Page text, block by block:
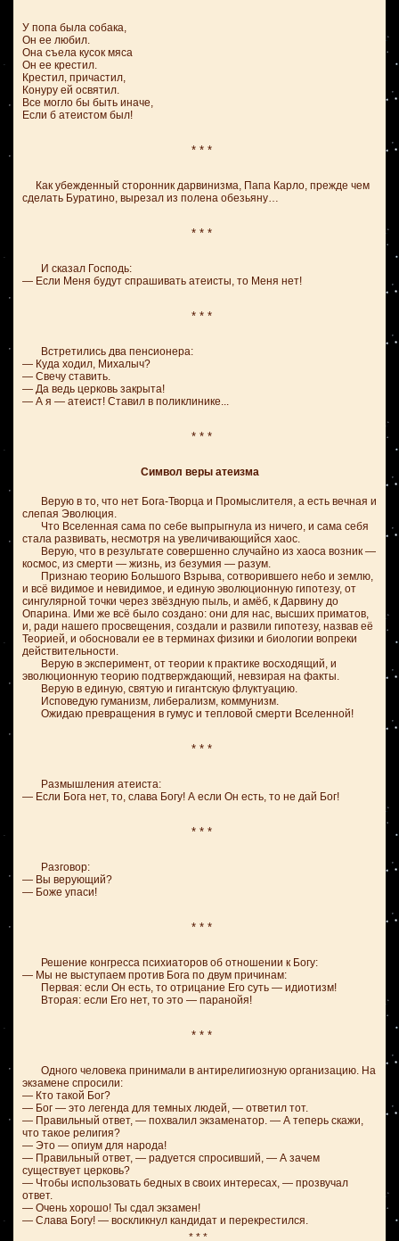
У попа была собака,
Он ее любил.
Она съела кусок мяса
Он ее кpестил.
Кpестил, пpичастил,
Конуpу ей освятил.
Все могло бы быть иначе,
Если б атеистом был!
* * *
Как убежденный сторонник дарвинизма, Папа Карло, прежде чем
сделать Буратино, вырезал из полена обезьяну…
* * *
И сказал Господь:
— Если Меня будут спрашивать атеисты, то Меня нет!
* * *
Встретились два пенсионера:
— Куда ходил, Михалыч?
— Свечу ставить.
— Да ведь церковь закрыта!
— А я — атеист! Ставил в поликлинике...
* * *
Символ веры атеизма
Верую в то, что нет Бога-Творца и Промыслителя, а есть вечная и
слепая Эволюция.
Что Вселенная сама по себе выпрыгнула из ничего, и сама себя
стала развивать, несмотря на увеличивающийся хаос.
Верую, что в результате совершенно случайно из хаоса возник —
космос, из смерти — жизнь, из безумия — разум.
Признаю теорию Большого Взрыва, сотворившего небо и землю,
и всё видимое и невидимое, и единую эволюционную гипотезу, от
сингулярной точки через звёздную пыль, и амёб, к Дарвину до
Опарина. Ими же всё было создано: они для нас, высших приматов,
и, ради нашего просвещения, создали и развили гипотезу, назвав её
Теорией, и обосновали ее в терминах физики и биологии вопреки
действительности.
Верую в эксперимент, от теории к практике восходящий, и
эволюционную теорию подтверждающий, невзирая на факты.
Верую в единую, святую и гигантскую флуктуацию.
Исповедую гуманизм, либерализм, коммунизм.
Ожидаю превращения в гумус и тепловой смерти Вселенной!
* * *
Размышления атеиста:
— Если Бога нет, то, слава Богу! А если Он есть, то не дай Бог!
* * *
Разговор:
— Вы верующий?
— Боже упаси!
* * *
Решение конгресса психиаторов об отношении к Богу:
— Мы не выступаем против Бога по двум причинам:
Первая: если Он есть, то отрицание Его суть — идиотизм!
Вторая: если Его нет, то это — паранойя!
* * *
Одного человека принимали в антирелигиозную организацию. На
экзамене спросили:
— Кто такой Бог?
— Бог — это легенда для темных людей, — ответил тот.
— Правильный ответ, — похвалил экзаменатор. — А теперь скажи,
что такое религия?
— Это — опиум для народа!
— Правильный ответ, — радуется спросивший, — А зачем
существует церковь?
— Чтобы использовать бедных в своих интересах, — прозвучал
ответ.
— Очень хорошо! Ты сдал экзамен!
— Слава Богу! — воскликнул кандидат и перекрестился.
* * *